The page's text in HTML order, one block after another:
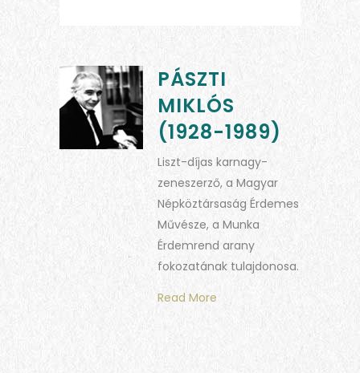
PÁSZTI
MIKLÓS
(1928-1989)
Liszt-díjas karnagy-
zeneszerző, a Magyar
Népköztársaság Érdemes
Művésze, a Munka
Érdemrend arany
fokozatának tulajdonosa.
Read More